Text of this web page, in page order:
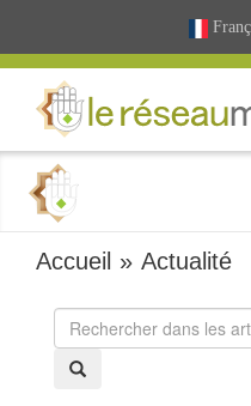
Accueil »Actualité